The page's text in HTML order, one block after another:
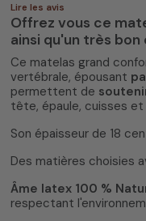
Lire les avis
Offrez vous ce
ainsi qu'un très
Ce matelas grand
vertébrale, épousant
permettent de
tête, épaule, cuisses et
Son épaisseur de 18
Des matières choisies
Âme latex 100 %
respectant